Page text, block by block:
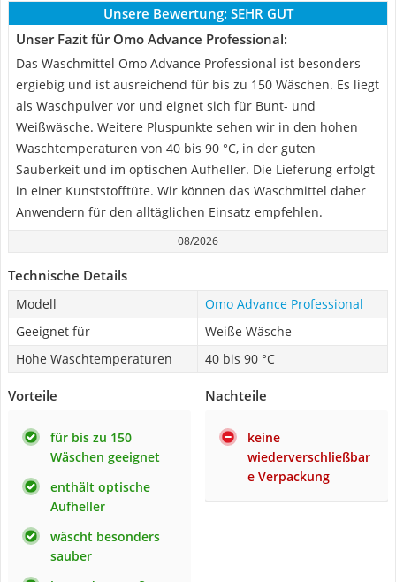
Unsere Bewertung: SEHR GUT
Unser Fazit für Omo Advance Professional:
Das Waschmittel Omo Advance Professional ist besonders
ergiebig und ist ausreichend für bis zu 150 Wäschen. Es liegt
als Waschpulver vor und eignet sich für Bunt- und
Weißwäsche. Weitere Pluspunkte sehen wir in den hohen
Waschtemperaturen von 40 bis 90 °C, in der guten
Sauberkeit und im optischen Aufheller. Die Lieferung erfolgt
in einer Kunststofftüte. Wir können das Waschmittel daher
Anwendern für den alltäglichen Einsatz empfehlen.
08/2026
Technische Details
Modell
Omo Advance Professional
Geeignet für
Weiße Wäsche
Hohe Waschtemperaturen
40 bis 90 °C
Vorteile
für bis zu 150
Wäschen geeignet
enthält optische
Aufheller
wäscht besonders
sauber
Nachteile
keine
wiederverschließbar
e Verpackung